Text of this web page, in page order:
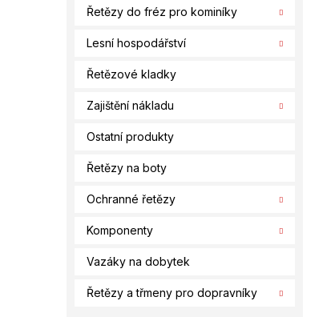
Řetězy do fréz pro kominíky
Lesní hospodářství
Řetězové kladky
Zajištění nákladu
Ostatní produkty
Řetězy na boty
Ochranné řetězy
Komponenty
Vazáky na dobytek
Řetězy a třmeny pro dopravníky